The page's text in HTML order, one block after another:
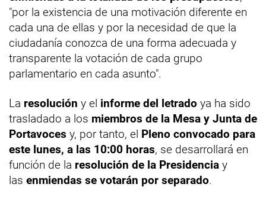
"por la existencia de una motivación diferente en
cada una de ellas y por la necesidad de que la
ciudadanía conozca de una forma adecuada y
transparente la votación de cada grupo
parlamentario en cada asunto".
La resolución y el informe del letrado ya ha sido
trasladado a los miembros de la Mesa y Junta de
Portavoces y, por tanto, el Pleno convocado para
este lunes, a las 10:00 horas, se desarrollará en
función de la resolución de la Presidencia y
las enmiendas se votarán por separado.